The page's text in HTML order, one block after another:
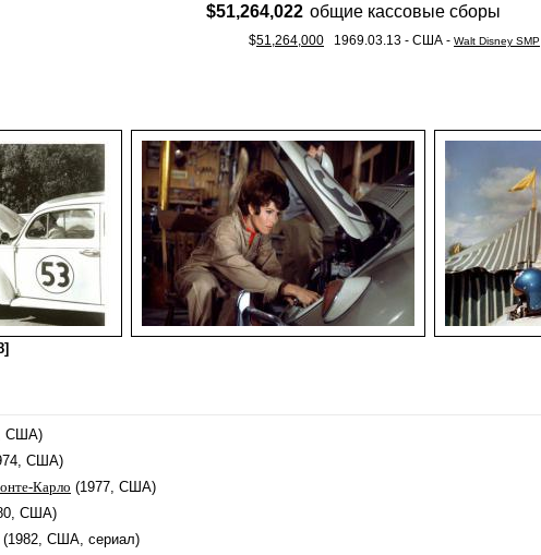
$51,264,022 общие кассовые сборы
$51,264,000 1969.03.13 - США - Walt Disney SMP
США)
США)
Карло (1977, США)
США)
(1982, США, сериал)